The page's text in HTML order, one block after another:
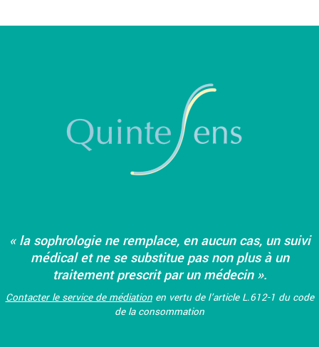
« la sophrologie ne remplace, en aucun cas, un suivi
médical et ne se substitue pas non plus à un
traitement prescrit par un médecin ».
Contacter le service de médiationen vertu de l’article L.612-1 du code
de la consommation